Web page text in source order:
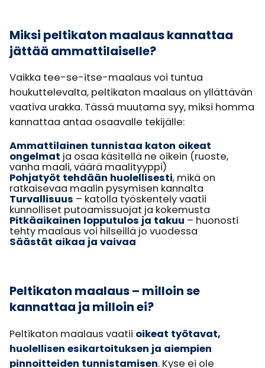
Miksi peltikaton maalaus kannattaa
jättää ammattilaiselle?
Vaikka tee-se-itse-maalaus voi tuntua
houkuttelevalta, peltikaton maalaus on yllättävän
vaativa urakka. Tässä muutama syy, miksi homma
kannattaa antaa osaavalle tekijälle:
Ammattilainen tunnistaa katon oikeat
ongelmat ja osaa käsitellä ne oikein (ruoste,
vanha maali, väärä maalityyppi)
Pohjatyöt tehdään huolellisesti, mikä on
ratkaisevaa maalin pysymisen kannalta
Turvallisuus – katolla työskentely vaatii
kunnolliset putoamissuojat ja kokemusta
Pitkäaikainen lopputulos ja takuu – huonosti
tehty maalaus voi hilseillä jo vuodessa
Säästät aikaa ja vaivaa
Peltikaton maalaus – milloin se
kannattaa ja milloin ei?
Peltikaton maalaus vaatii oikeat työtavat,
huolellisen esikartoituksen ja aiempien
pinnoitteiden tunnistamisen. Kyse ei ole